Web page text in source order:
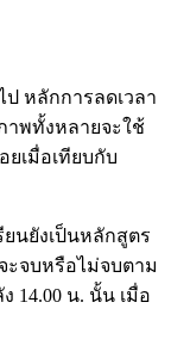
ป หลักการลดเวลา
าพทั้งหลายจะใช้
ยเมื่อเทียบกับ
นยังเป็นหลักสูตร
ะจบหรือไม่จบตาม
14.00 น. นั้น เมื่อ